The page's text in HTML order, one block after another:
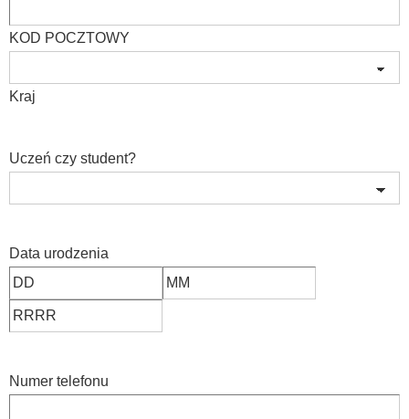
KOD POCZTOWY
Kraj
Uczeń czy student?
Data urodzenia
Numer telefonu